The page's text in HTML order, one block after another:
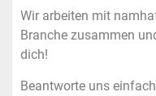
Wir arbeiten mit
Branche zusammen
dich!
Beantworte uns